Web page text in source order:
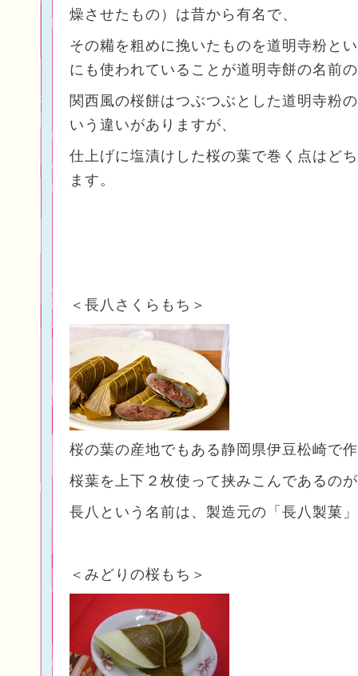
燥させたもの）は昔から有名で、
その糒を粗めに挽いたものを道明寺粉と
にも使われていることが道明寺餅の名前
関西風の桜餅はつぶつぶとした道明寺粉
いう違いがありますが、
仕上げに塩漬けした桜の葉で巻く点はど
ます。
＜長八さくらもち＞
桜の葉の産地でもある静岡県伊豆松崎で
桜葉を上下２枚使って挟みこんであるの
長八という名前は、製造元の「長八製菓
＜みどりの桜もち＞